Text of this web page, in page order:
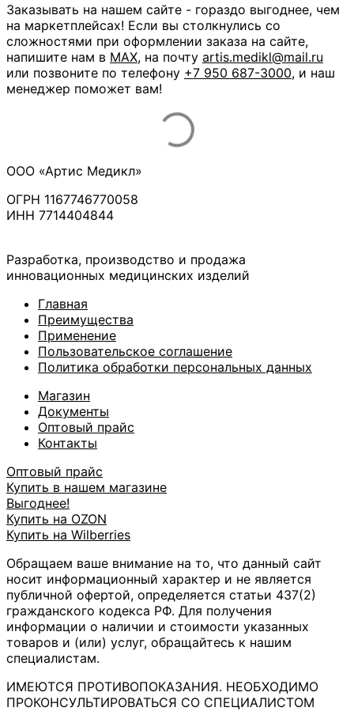
Заказывать на нашем сайте - гораздо выгоднее, чем
на маркетплейсах! Если вы столкнулись со
сложностями при оформлении заказа на сайте,
напишите нам в MAX, на почту artis.medikl@mail.ru
или позвоните по телефону +7 950 687-3000, и наш
менеджер поможет вам!
ООО «Артис Медикл»
ОГРН 1167746770058
ИНН 7714404844
Разработка, производство и продажа
инновационных медицинских изделий
Главная
Преимущества
Применение
Пользовательское соглашение
Политика обработки персональных данных
Магазин
Документы
Оптовый прайс
Контакты
Оптовый прайс
Купить в нашем магазине
Выгоднее!
Купить на OZON
Купить на Wilberries
Обращаем ваше внимание на то, что данный сайт
носит информационный характер и не является
публичной офертой, определяется статьи 437(2)
гражданского кодекса РФ. Для получения
информации о наличии и стоимости указанных
товаров и (или) услуг, обращайтесь к нашим
специалистам.
ИМЕЮТСЯ ПРОТИВОПОКАЗАНИЯ. НЕОБХОДИМО
ПРОКОНСУЛЬТИРОВАТЬСЯ СО СПЕЦИАЛИСТОМ